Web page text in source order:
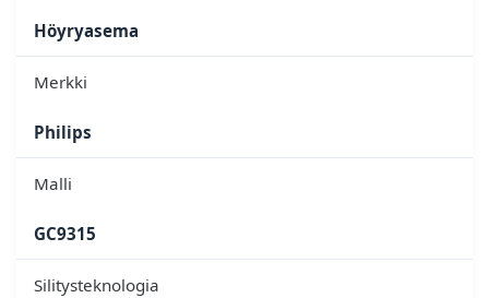
Höyryasema
Merkki
Philips
Malli
GC9315
Silitysteknologia